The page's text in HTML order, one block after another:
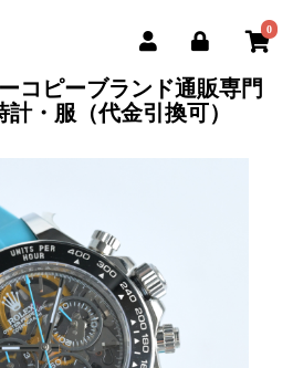
0
コピーブランド通販専門
・服（代金引換可）